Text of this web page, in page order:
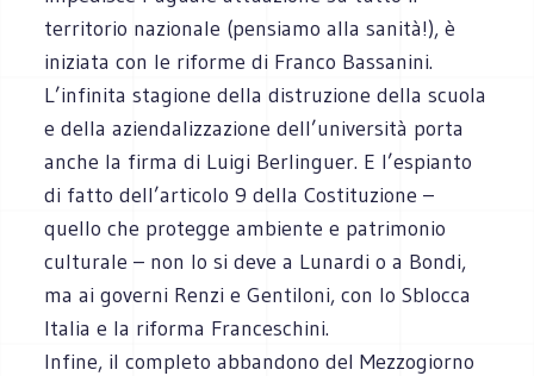
territorio nazionale (pensiamo alla sanità!), è
iniziata con le riforme di Franco Bassanini.
L’infinita stagione della distruzione della scuola
e della aziendalizzazione dell’università porta
anche la firma di Luigi Berlinguer. E l’espianto
di fatto dell’articolo 9 della Costituzione –
quello che protegge ambiente e patrimonio
culturale – non lo si deve a Lunardi o a Bondi,
ma ai governi Renzi e Gentiloni, con lo Sblocca
Italia e la riforma Franceschini.
Infine, il completo abbandono del Mezzogiorno